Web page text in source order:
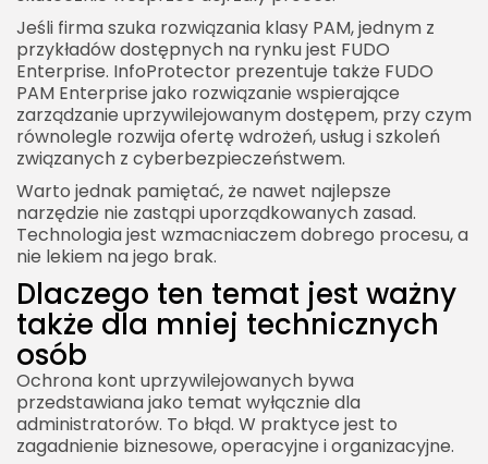
Jeśli firma szuka rozwiązania klasy PAM, jednym z
przykładów dostępnych na rynku jest FUDO
Enterprise. InfoProtector prezentuje także FUDO
PAM Enterprise jako rozwiązanie wspierające
zarządzanie uprzywilejowanym dostępem, przy czym
równolegle rozwija ofertę wdrożeń, usług i szkoleń
związanych z cyberbezpieczeństwem.
Warto jednak pamiętać, że nawet najlepsze
narzędzie nie zastąpi uporządkowanych zasad.
Technologia jest wzmacniaczem dobrego procesu, a
nie lekiem na jego brak.
Dlaczego ten temat jest ważny
także dla mniej technicznych
osób
Ochrona kont uprzywilejowanych bywa
przedstawiana jako temat wyłącznie dla
administratorów. To błąd. W praktyce jest to
zagadnienie biznesowe, operacyjne i organizacyjne.